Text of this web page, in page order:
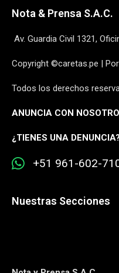
Nota & Prensa S.A.C.
Av. Guardia Civil 1321,
Copyright ©caretas.pe |
Todos los derechos
ANUNCIA CON
¿TIENES UNA
+51 961-602-
Nuestras Secciones